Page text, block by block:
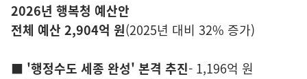
2026년 행복청 예산안
전체 예산 2,904억 원(2025년 대비 32% 증가)
■ '행정수도 세종 완성' 본격 추진- 1,196억 원